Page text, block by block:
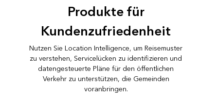
Produkte für
Kundenzufriedenheit
Nutzen Sie Location Intelligence, um Reisemuster
zu verstehen, Servicelücken zu identifizieren und
datengesteuerte Pläne für den öffentlichen
Verkehr zu unterstützen, die Gemeinden
voranbringen.